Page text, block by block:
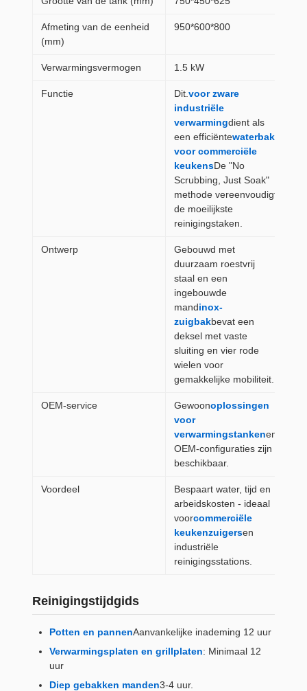
Afmeting van de eenheid
(mm)
950*600*800
Verwarmingsvermogen 1.5 kW
Functie Dit. voor zware
industriële
verwarmingdient als
een efficiëntewaterbak
voor commerciële
keukensDe "No
Scrubbing, Just Soak"
methode vereenvoudigt
de moeilijkste
reinigingstaken.
Ontwerp
Gebouwd met
duurzaam roestvrij
staal en een
ingebouwde
mandinox-
zuigbakbevat een
deksel met vaste
sluiting en vier rode
wielen voor
gemakkelijke mobiliteit.
OEM-service Gewoonoplossingen
voor
verwarmingstankenen
OEM-configuraties zijn
beschikbaar.
Voordeel
Bespaart water, tijd en
arbeidskosten - ideaal
voorcommerciële
keukenzuigersen
industriële
reinigingsstations.
Reinigingstijdgids
Potten en pannenAanvankelijke inademing 12 uur
Verwarmingsplaten en grillplaten: Minimaal 12
uur
Diep gebakken manden3-4 uur.